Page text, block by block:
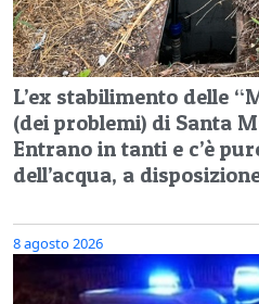
L’ex stabilimento delle
(dei problemi) di Santa
Entrano in tanti e c’è
dell’acqua, a
8 agosto 2026